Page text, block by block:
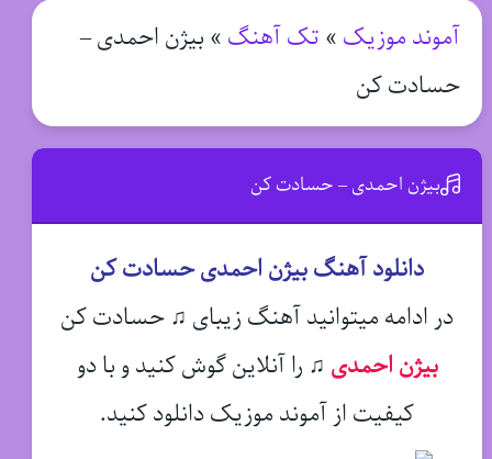
آموند موزیک » تک آهنگ » بیژن احمدی –
حسادت کن
بیژن احمدی – حسادت کن
دانلود آهنگ بیژن احمدی حسادت کن
در ادامه میتوانید آهنگ زیبای ♫ حسادت کن
بیژن احمدی ♫ را آنلاین گوش کنید و با دو
کیفیت از آموند موزیک دانلود کنید.